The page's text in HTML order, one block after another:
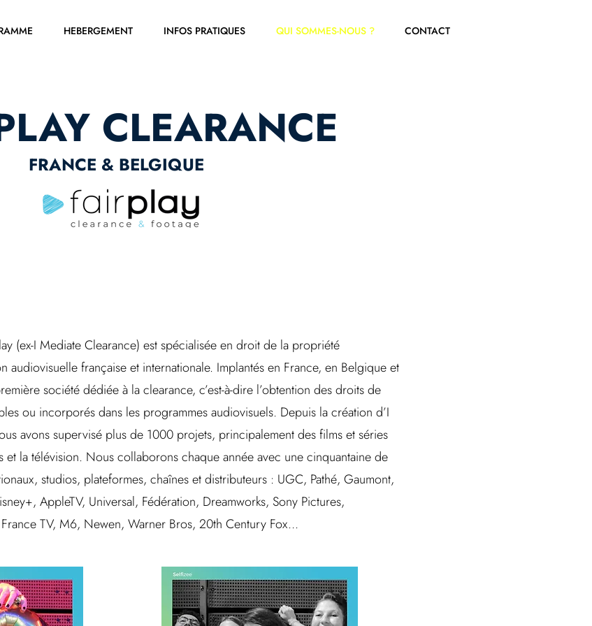
HEBERGEMENT INFOS PRATIQUES QUI SOMMES-NOUS ? CONTACT
CLEARANCE
FRANCE & BELGIQUE
(ex-I Mediate Clearance) est spécialisée en droit de la propriété
audiovisuelle française et internationale. Implantés en France, en Belgique et
société dédiée à la clearance, c’est-à-dire l’obtention des droits de
ou incorporés dans les programmes audiovisuels. Depuis la création d’I
avons supervisé plus de 1000 projets, principalement des films et séries
et la télévision. Nous collaborons chaque année avec une cinquantaine de
studios, plateformes, chaînes et distributeurs : UGC, Pathé, Gaumont,
AppleTV, Universal, Fédération, Dreamworks, Sony Pictures,
TV, M6, Newen, Warner Bros, 20th Century Fox...